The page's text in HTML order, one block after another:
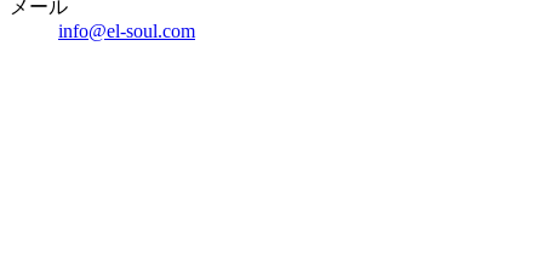
メール
info@el-soul.com